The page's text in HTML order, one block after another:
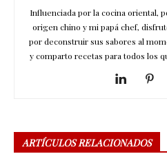
Influenciada por la cocina oriental,
origen chino y mi papá chef,
por deconstruir sus sabores al
y comparto recetas para todos los
ARTÍCULOS RELACIONADOS